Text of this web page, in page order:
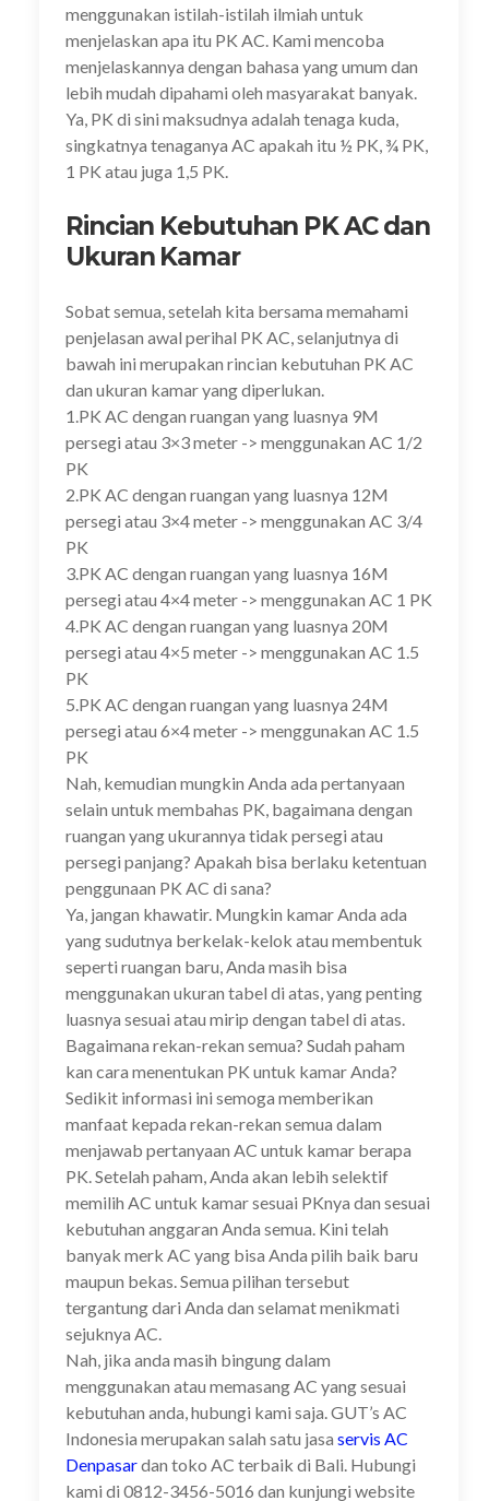
menggunakan istilah-istilah ilmiah untuk
menjelaskan apa itu PK AC. Kami mencoba
menjelaskannya dengan bahasa yang umum dan
lebih mudah dipahami oleh masyarakat banyak.
Ya, PK di sini maksudnya adalah tenaga kuda,
singkatnya tenaganya AC apakah itu ½ PK, ¾ PK,
1 PK atau juga 1,5 PK.
Rincian Kebutuhan PK AC dan
Ukuran Kamar
Sobat semua, setelah kita bersama memahami
penjelasan awal perihal PK AC, selanjutnya di
bawah ini merupakan rincian kebutuhan PK AC
dan ukuran kamar yang diperlukan.
1.PK AC dengan ruangan yang luasnya 9M
persegi atau 3×3 meter -> menggunakan AC 1/2
PK
2.PK AC dengan ruangan yang luasnya 12M
persegi atau 3×4 meter -> menggunakan AC 3/4
PK
3.PK AC dengan ruangan yang luasnya 16M
persegi atau 4×4 meter -> menggunakan AC 1 PK
4.PK AC dengan ruangan yang luasnya 20M
persegi atau 4×5 meter -> menggunakan AC 1.5
PK
5.PK AC dengan ruangan yang luasnya 24M
persegi atau 6×4 meter -> menggunakan AC 1.5
PK
Nah, kemudian mungkin Anda ada pertanyaan
selain untuk membahas PK, bagaimana dengan
ruangan yang ukurannya tidak persegi atau
persegi panjang? Apakah bisa berlaku ketentuan
penggunaan PK AC di sana?
Ya, jangan khawatir. Mungkin kamar Anda ada
yang sudutnya berkelak-kelok atau membentuk
seperti ruangan baru, Anda masih bisa
menggunakan ukuran tabel di atas, yang penting
luasnya sesuai atau mirip dengan tabel di atas.
Bagaimana rekan-rekan semua? Sudah paham
kan cara menentukan PK untuk kamar Anda?
Sedikit informasi ini semoga memberikan
manfaat kepada rekan-rekan semua dalam
menjawab pertanyaan AC untuk kamar berapa
PK. Setelah paham, Anda akan lebih selektif
memilih AC untuk kamar sesuai PKnya dan sesuai
kebutuhan anggaran Anda semua. Kini telah
banyak merk AC yang bisa Anda pilih baik baru
maupun bekas. Semua pilihan tersebut
tergantung dari Anda dan selamat menikmati
sejuknya AC.
Nah, jika anda masih bingung dalam
menggunakan atau memasang AC yang sesuai
kebutuhan anda, hubungi kami saja. GUT’s AC
Indonesia merupakan salah satu jasa servis AC
Denpasardan toko AC terbaik di Bali. Hubungi
kami di 0812-3456-5016 dan kunjungi website